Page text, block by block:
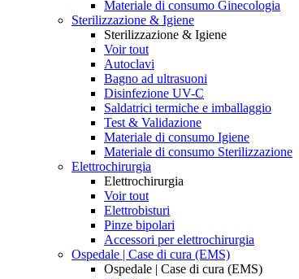
Materiale di consumo Ginecologia
Sterilizzazione & Igiene
Sterilizzazione & Igiene
Voir tout
Autoclavi
Bagno ad ultrasuoni
Disinfezione UV-C
Saldatrici termiche e imballaggio
Test & Validazione
Materiale di consumo Igiene
Materiale di consumo Sterilizzazione
Elettrochirurgia
Elettrochirurgia
Voir tout
Elettrobisturi
Pinze bipolari
Accessori per elettrochirurgia
Ospedale | Case di cura (EMS)
Ospedale | Case di cura (EMS)